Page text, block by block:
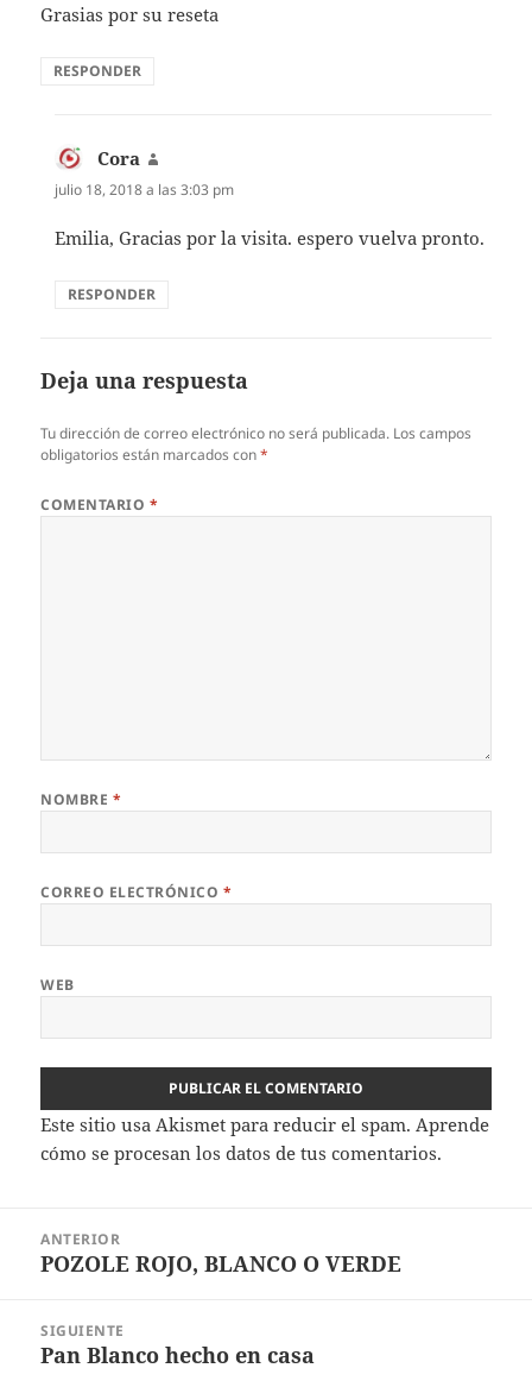
Grasias por su reseta
RESPONDER
Cora
julio 18, 2018 a las 3:03 pm
Emilia, Gracias por la visita. espero vuelva pronto.
RESPONDER
Deja una respuesta
Tu dirección de correo electrónico no será publicada. Los campos
obligatorios están marcados con*
COMENTARIO *
NOMBRE *
CORREO ELECTRÓNICO *
WEB
Este sitio usa Akismet para reducir el spam. Aprende
cómo se procesan los datos de tus comentarios.
entradas
ANTERIOR
Entrada
POZOLE ROJO, BLANCO O VERDE
SIGUIENTE
Entrada
Pan Blanco hecho en casa